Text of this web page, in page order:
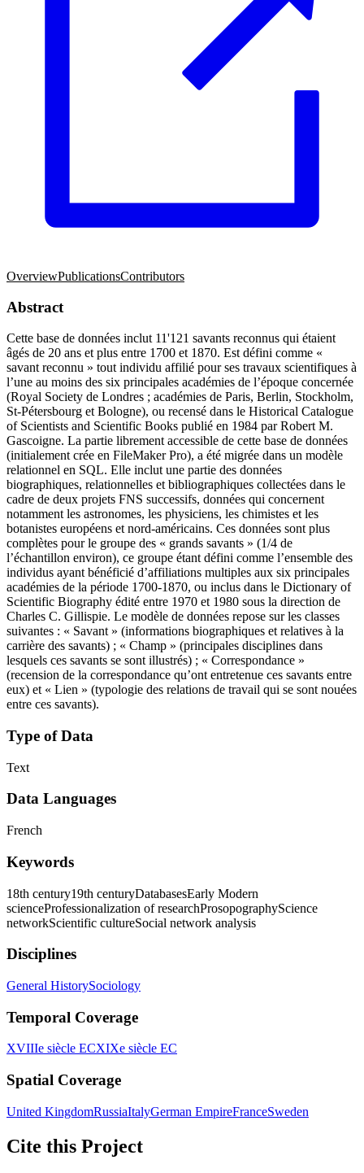
OverviewPublicationsContributors
Abstract
Cette base de données inclut 11'121 savants reconnus qui étaient
âgés de 20 ans et plus entre 1700 et 1870. Est défini comme «
savant reconnu » tout individu affilié pour ses travaux scientifiques à
l’une au moins des six principales académies de l’époque concernée
(Royal Society de Londres ; académies de Paris, Berlin, Stockholm,
St-Pétersbourg et Bologne), ou recensé dans le Historical Catalogue
of Scientists and Scientific Books publié en 1984 par Robert M.
Gascoigne. La partie librement accessible de cette base de données
(initialement crée en FileMaker Pro), a été migrée dans un modèle
relationnel en SQL. Elle inclut une partie des données
biographiques, relationnelles et bibliographiques collectées dans le
cadre de deux projets FNS successifs, données qui concernent
notamment les astronomes, les physiciens, les chimistes et les
botanistes européens et nord-américains. Ces données sont plus
complètes pour le groupe des « grands savants » (1/4 de
l’échantillon environ), ce groupe étant défini comme l’ensemble des
individus ayant bénéficié d’affiliations multiples aux six principales
académies de la période 1700-1870, ou inclus dans le Dictionary of
Scientific Biography édité entre 1970 et 1980 sous la direction de
Charles C. Gillispie. Le modèle de données repose sur les classes
suivantes : « Savant » (informations biographiques et relatives à la
carrière des savants) ; « Champ » (principales disciplines dans
lesquels ces savants se sont illustrés) ; « Correspondance »
(recension de la correspondance qu’ont entretenue ces savants entre
eux) et « Lien » (typologie des relations de travail qui se sont nouées
entre ces savants).
Type of Data
Text
Data Languages
French
Keywords
18th century19th centuryDatabasesEarly Modern
scienceProfessionalization of researchProsopographyScience
networkScientific cultureSocial network analysis
Disciplines
General HistorySociology
Temporal Coverage
XVIIIe siècle ECXIXe siècle EC
Spatial Coverage
United KingdomRussiaItalyGerman EmpireFranceSweden
Cite this Project